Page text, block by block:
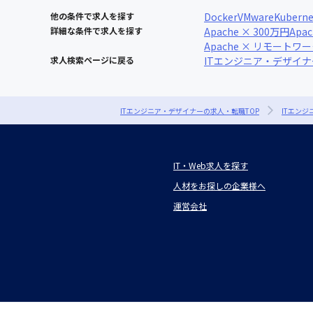
他の条件で求人を探す DockerVMware
詳細な条件で求人を探す Apache × 300万円
Apache × リモートワ
求人検索ページに戻る ITエンジニア・デザイ
ITエンジニア・デザイナーの求人・転職TOP ITエンジ
IT・Web求人を探す
人材をお探しの企業様へ
運営会社